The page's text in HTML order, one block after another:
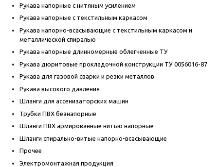
Рукава напорные с нитяным усилением
Рукава напорные с текстильным каркасом
Рукава напорно-всасывающие с текстильным каркасом и
металлической спиралью
Рукава напорные длинномерные облегченные ТУ
Рукава дюритовые прокладочной конструкции ТУ 0056016-87
Рукава для газовой сварки и резки металлов
Рукава высокого давления
Шланги для ассенизаторских машин
Трубки ПВХ безнапорные
Шланги ПВХ армированные нитью напорные
Шланги спирально-витые напорно-всасывающие
Прочее
Электромонтажная продукция